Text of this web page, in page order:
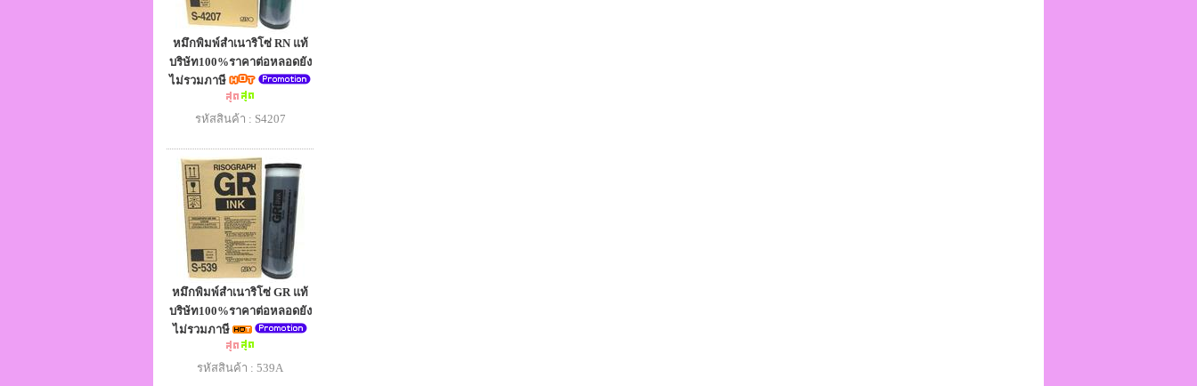
หมึกพิมพ์สำเนาริโซ่ RN แท้
บริษัท100%ราคาต่อหลอดยัง
ไม่รวมภาษี
รหัสสินค้า : S4207
หมึกพิมพ์สำเนาริโซ่ GR แท้
บริษัท100%ราคาต่อหลอดยัง
ไม่รวมภาษี
รหัสสินค้า : 539A